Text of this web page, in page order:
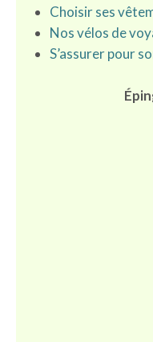
Choisir ses
Nosvélos de
S’assurer pour